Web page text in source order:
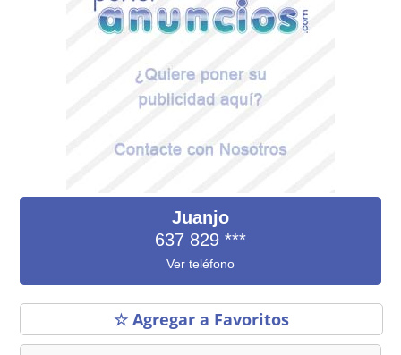
Juanjo
637 829***
Ver teléfono
☆ Agregar a Favoritos